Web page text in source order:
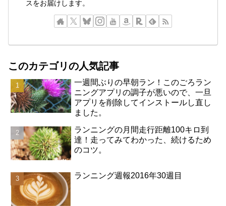
スをお届けします。
このカテゴリの人気記事
一週間ぶりの早朝ラン！このごろラン
ニングアプリの調子が悪いので、一旦
アプリを削除してインストールし直し
ました。
ランニングの月間走行距離100キロ到
達！走ってみてわかった、続けるため
のコツ。
ランニング週報2016年30週目